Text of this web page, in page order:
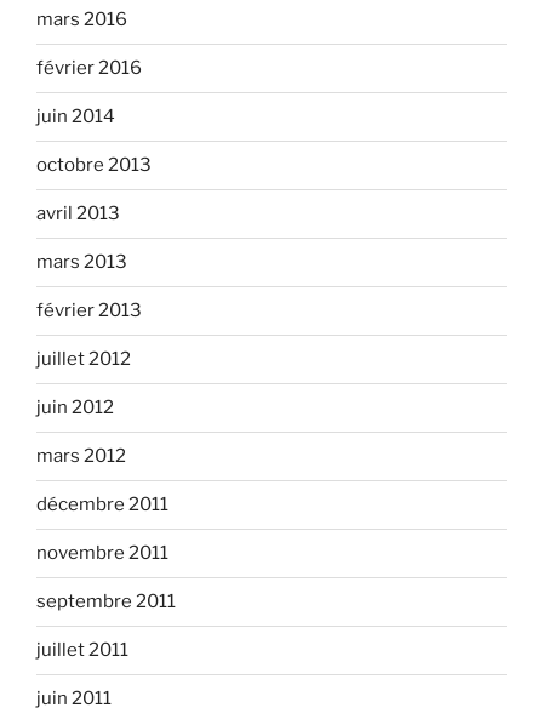
mars 2016
février 2016
juin 2014
octobre 2013
avril 2013
mars 2013
février 2013
juillet 2012
juin 2012
mars 2012
décembre 2011
novembre 2011
septembre 2011
juillet 2011
juin 2011